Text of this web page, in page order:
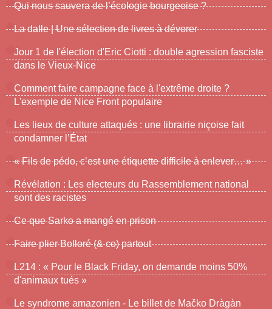
Qui nous sauvera de l’écologie bourgeoise ?
La dalle | Une sélection de livres à dévorer
Jour 1 de l'élection d'Eric Ciotti : double agression fasciste
dans le Vieux-Nice
Comment faire campagne face à l'extrême droite ?
L'exemple de Nice Front populaire
Les lieux de culture attaqués : une librairie niçoise fait
condamner l’État
« Fils de pédo, c’est une étiquette difficile à enlever… »
Révélation : Les electeurs du Rassemblement national
sont des racistes
Ce que Sarko a mangé en prison
Faire plier Bolloré (& co) partout
L214 : « Pour le Black Friday, on demande moins 50%
d'animaux tués »
Le syndrome amazonien - Le billet de Mačko Dràgàn